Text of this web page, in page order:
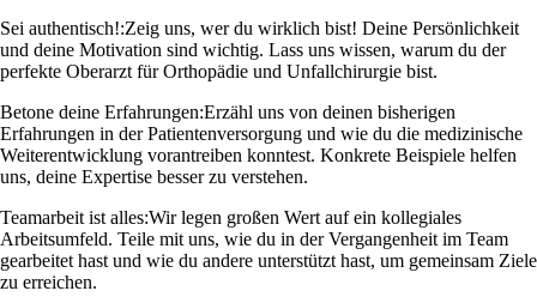
Sei authentisch!:Zeig uns, wer du wirklich bist! Deine Persönlichkeit
und deine Motivation sind wichtig. Lass uns wissen, warum du der
perfekte Oberarzt für Orthopädie und Unfallchirurgie bist.
Betone deine Erfahrungen:Erzähl uns von deinen bisherigen
Erfahrungen in der Patientenversorgung und wie du die medizinische
Weiterentwicklung vorantreiben konntest. Konkrete Beispiele helfen
uns, deine Expertise besser zu verstehen.
Teamarbeit ist alles:Wir legen großen Wert auf ein kollegiales
Arbeitsumfeld. Teile mit uns, wie du in der Vergangenheit im Team
gearbeitet hast und wie du andere unterstützt hast, um gemeinsam Ziele
zu erreichen.